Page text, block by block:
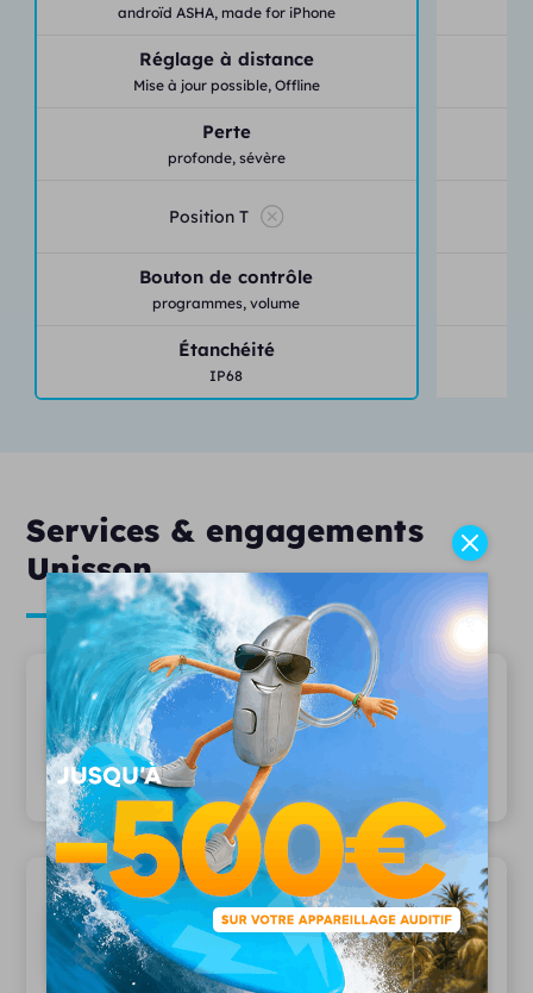
androïd ASHA, made for iPhone
Réglage à distance
Mise à jour possible, Offline
Perte
profonde, sévère
Position T
Bouton de contrôle
programmes, volume
Étanchéité
IP68
Services & engagements
Unisson
20 ans d'expertise
Depuis 2006, plus 15 000 patients nous
font confiance
Une équipe pluridisciplinaire
Des audioprothésistes diplômés,
assistant(e)s et techniciens à votre écoute